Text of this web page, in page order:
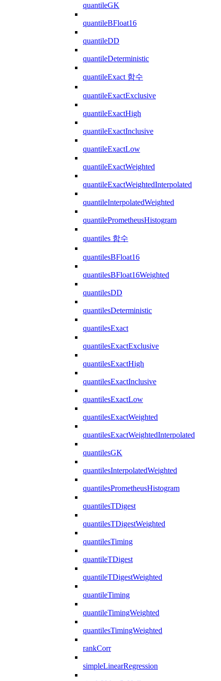
quantileGK
quantileBFloat16
quantileDD
quantileDeterministic
quantileExact 함수
quantileExactExclusive
quantileExactHigh
quantileExactInclusive
quantileExactLow
quantileExactWeighted
quantileExactWeightedInterpolated
quantileInterpolatedWeighted
quantilePrometheusHistogram
quantiles 함수
quantilesBFloat16
quantilesBFloat16Weighted
quantilesDD
quantilesDeterministic
quantilesExact
quantilesExactExclusive
quantilesExactHigh
quantilesExactInclusive
quantilesExactLow
quantilesExactWeighted
quantilesExactWeightedInterpolated
quantilesGK
quantilesInterpolatedWeighted
quantilesPrometheusHistogram
quantilesTDigest
quantilesTDigestWeighted
quantilesTiming
quantileTDigest
quantileTDigestWeighted
quantileTiming
quantileTimingWeighted
quantilesTimingWeighted
rankCorr
simpleLinearRegression